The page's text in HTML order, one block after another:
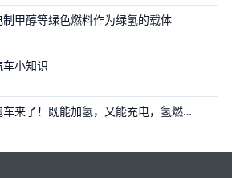
甲醇等绿色燃料作为绿氢的载体
小知识
来了！既能加氢，又能充电，氢燃